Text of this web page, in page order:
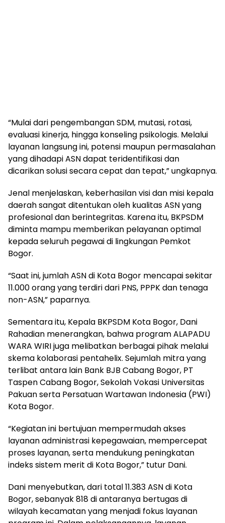
“Mulai dari pengembangan SDM, mutasi, rotasi,
evaluasi kinerja, hingga konseling psikologis. Melalui
layanan langsung ini, potensi maupun permasalahan
yang dihadapi ASN dapat teridentifikasi dan
dicarikan solusi secara cepat dan tepat,” ungkapnya.
Jenal menjelaskan, keberhasilan visi dan misi kepala
daerah sangat ditentukan oleh kualitas ASN yang
profesional dan berintegritas. Karena itu, BKPSDM
diminta mampu memberikan pelayanan optimal
kepada seluruh pegawai di lingkungan Pemkot
Bogor.
“Saat ini, jumlah ASN di Kota Bogor mencapai sekitar
11.000 orang yang terdiri dari PNS, PPPK dan tenaga
non-ASN,” paparnya.
Sementara itu, Kepala BKPSDM Kota Bogor, Dani
Rahadian menerangkan, bahwa program ALAPADU
WARA WIRI juga melibatkan berbagai pihak melalui
skema kolaborasi pentahelix. Sejumlah mitra yang
terlibat antara lain Bank BJB Cabang Bogor, PT
Taspen Cabang Bogor, Sekolah Vokasi Universitas
Pakuan serta Persatuan Wartawan Indonesia (PWI)
Kota Bogor.
“Kegiatan ini bertujuan mempermudah akses
layanan administrasi kepegawaian, mempercepat
proses layanan, serta mendukung peningkatan
indeks sistem merit di Kota Bogor,” tutur Dani.
Dani menyebutkan, dari total 11.383 ASN di Kota
Bogor, sebanyak 818 di antaranya bertugas di
wilayah kecamatan yang menjadi fokus layanan